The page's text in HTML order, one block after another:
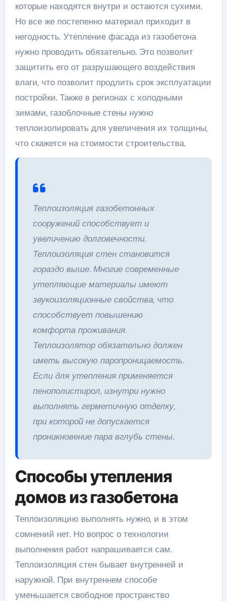
которые находятся внутри и остаются сухими.
Но все же постепенно материал приходит в
негодность. Утепление фасада из газобетона
нужно проводить обязательно. Это позволит
защитить его от разрушающего воздействия
влаги, что позволит продлить срок эксплуатации
постройки. Также в регионах с холодными
зимами, газоблочные стены нужно
теплоизолировать для увеличения их толщины,
что скажется на стоимости строительства.
Теплоизоляция газобетонных
сооружений способствует и
увеличению долговечности.
Теплоизоляция стен становится
гораздо выше. Многие современные
утепляющие материалы имеют
звукоизоляционные свойства, что
способствует повышению
комфорта проживания.
Теплоизолятор обязательно должен
иметь высокую паропроницаемость.
Если для утепления применяется
пенополистирол, изнутри нужно
выполнять герметичную отделку,
при которой не допускается
проникновение пара вглубь стены.
Способы утепления
домов из газобетона
Теплоизоляцию выполнять нужно, и в этом
сомнений нет. Но вопрос о технологии
выполнения работ напрашивается сам.
Теплоизоляция стен бывает внутренней и
наружной. При внутреннем способе
уменьшается свободное пространство